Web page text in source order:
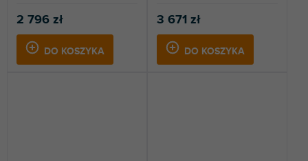
2 796 zł
DO KOSZYKA
3 671 zł
DO KOSZYKA